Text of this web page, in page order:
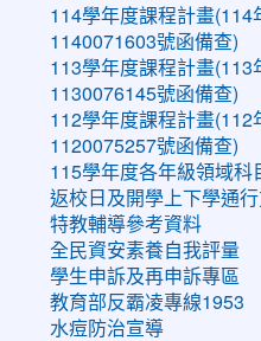
114學年度課程計畫(114
1140071603號函備查)
113學年度課程計畫(113
1130076145號函備查)
112學年度課程計畫(112
1120075257號函備查)
115學年度各年級領域科
返校日及開學上下學通
特教輔導參考資料
全民資安素養自我評量
學生申訴及再申訴專區
教育部反霸凌專線1953
水痘防治宣導